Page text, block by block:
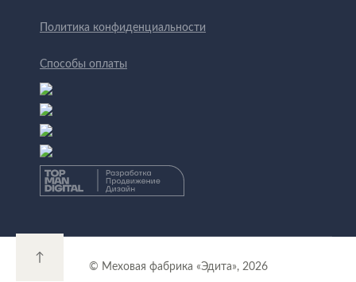
Политика конфиденциальности
Способы оплаты
© Меховая фабрика «Эдита», 2026
↑